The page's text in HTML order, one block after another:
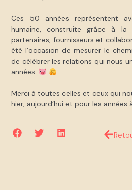
Ces 50 années représentent
humaine, construite grâce à
partenaires, fournisseurs et
été l’occasion de mesurer le
de célébrer les relations qui nous
années.
Merci à toutes celles et ceux qui
hier, aujourd’hui et pour les années